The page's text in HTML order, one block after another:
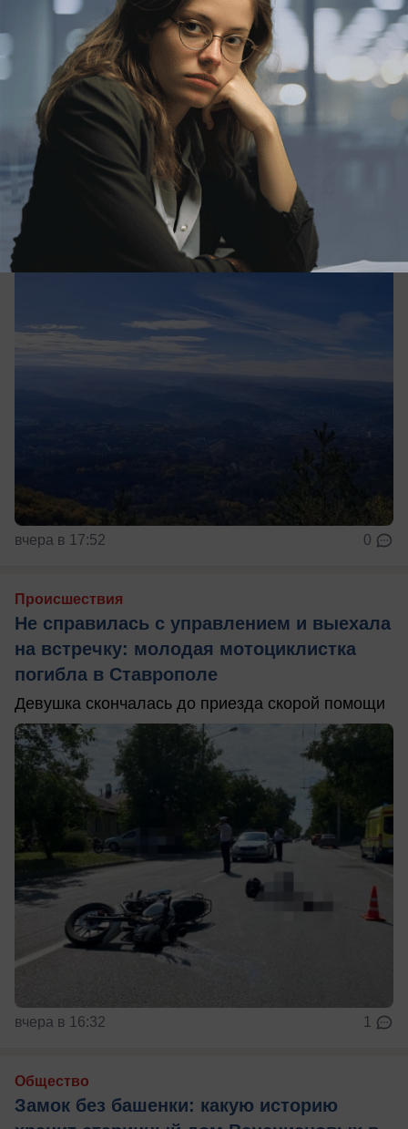
вчера в 19:04
Общество
Кисловодск и Железноводск вошли в
десятку городов России с чистым
воздухом
Один из курортов Ставрополья оказался в
тройке
вчера в 17:52 0
Происшествия
Не справилась с управлением и выехала
на встречку: молодая мотоциклистка
погибла в Ставрополе
Девушка скончалась до приезда скорой помощи
вчера в 16:32 1
Общество
Замок без башенки: какую историю